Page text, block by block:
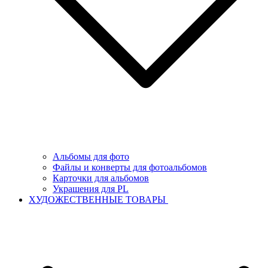
Альбомы для фото
Файлы и конверты для фотоальбомов
Карточки для альбомов
Украшения для PL
ХУДОЖЕСТВЕННЫЕ ТОВАРЫ